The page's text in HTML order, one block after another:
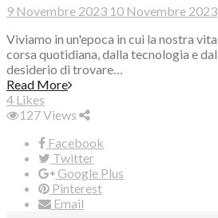
9 Novembre 2023 10 Novembre 2023
Viviamo in un'epoca in cui la nostra
corsa quotidiana, dalla tecnologia e
desiderio di trovare…
Read More
4 Likes
127Views
Facebook
Twitter
Google Plus
Pinterest
Email